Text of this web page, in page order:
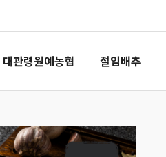
대관령원예농협 절임배추